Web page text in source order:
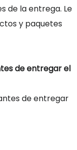
de la entrega. Le
y paquetes
de entregar el
de entregar